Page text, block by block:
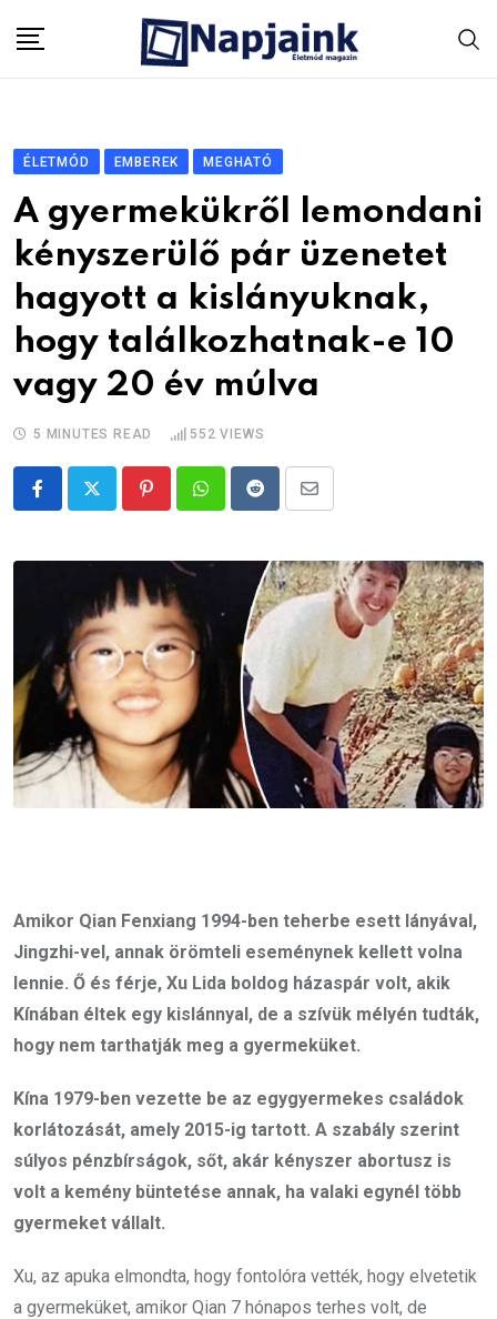
ÉLETMÓD EMBEREK MEGHATÓ
A gyermekükről lemondani
kényszerülő pár üzenetet
hagyott a kislányuknak,
hogy találkozhatnak-e 10
vagy 20 év múlva
5 MINUTES READ 552 VIEWS
PinterestWhatsappRedditShare
Email
Amikor Qian Fenxiang 1994-ben teherbe esett lányával,
Jingzhi-vel, annak örömteli eseménynek kellett volna
lennie. Ő és férje, Xu Lida boldog házaspár volt, akik
Kínában éltek egy kislánnyal, de a szívük mélyén tudták,
hogy nem tarthatják meg a gyermeküket.
Kína 1979-ben vezette be az egygyermekes családok
korlátozását, amely 2015-ig tartott. A szabály szerint
súlyos pénzbírságok, sőt, akár kényszer abortusz is
volt a kemény büntetése annak, ha valaki egynél több
gyermeket vállalt.
Xu, az apuka elmondta, hogy fontolóra vették, hogy elvetetik
a gyermeküket, amikor Qian 7 hónapos terhes volt, de